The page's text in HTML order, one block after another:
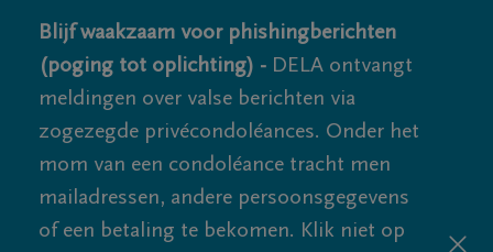
Blijf waakzaam voor phishingberichten
(poging tot oplichting) - DELA ontvangt
meldingen over valse berichten via
zogezegde privécondoléances. Onder het
mom van een condoléance tracht men
mailadressen, andere persoonsgegevens
of een betaling te bekomen. Klik niet op